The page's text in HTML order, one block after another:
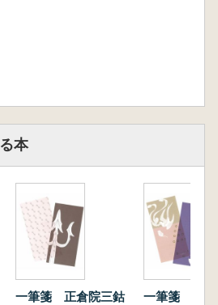
本
一筆箋 正倉院三鈷
一筆箋 正倉